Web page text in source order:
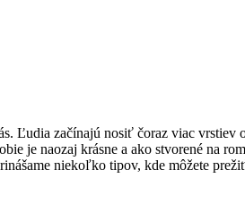
Ľudia začínajú nosiť čoraz viac
je naozaj krásne a ako stvorené na
niekoľko tipov, kde môžete